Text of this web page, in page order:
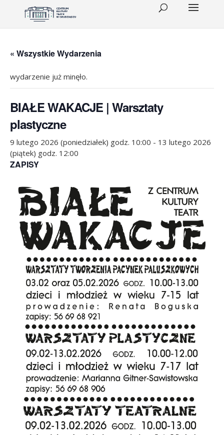
« Wszystkie Wydarzenia
wydarzenie już minęło.
BIAŁE WAKACJE | Warsztaty
plastyczne
9 lutego 2026 (poniedziałek) godz. 10:00 - 13 lutego 2026
(piątek) godz. 12:00
ZAPISY